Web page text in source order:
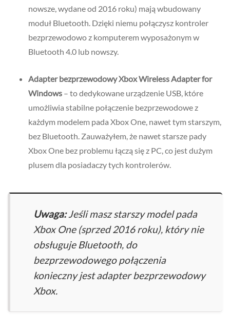
nowsze, wydane od 2016 roku) mają wbudowany
moduł Bluetooth. Dzięki niemu połączysz kontroler
bezprzewodowo z komputerem wyposażonym w
Bluetooth 4.0 lub nowszy.
Adapter bezprzewodowy Xbox Wireless Adapter for
Windows – to dedykowane urządzenie USB, które
umożliwia stabilne połączenie bezprzewodowe z
każdym modelem pada Xbox One, nawet tym starszym,
bez Bluetooth. Zauważyłem, że nawet starsze pady
Xbox One bez problemu łączą się z PC, co jest dużym
plusem dla posiadaczy tych kontrolerów.
Uwaga:Jeśli masz starszy model pada
Xbox One (sprzed 2016 roku), który nie
obsługuje Bluetooth, do
bezprzewodowego połączenia
konieczny jest adapter bezprzewodowy
Xbox.